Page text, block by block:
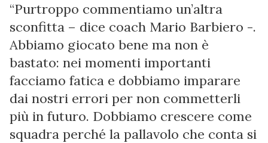
“Purtroppo commentiamo un’altra
sconfitta – dice coach Mario Barbiero -.
Abbiamo giocato bene ma non è
bastato: nei momenti importanti
facciamo fatica e dobbiamo imparare
dai nostri errori per non commetterli
più in futuro. Dobbiamo crescere come
squadra perché la pallavolo che conta si